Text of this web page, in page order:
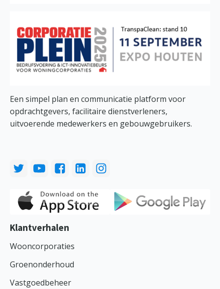
Een simpel plan en communicatie platform voor
opdrachtgevers, facilitaire dienstverleners,
uitvoerende medewerkers en gebouwgebruikers.
Klantverhalen
Wooncorporaties
Groenonderhoud
Vastgoedbeheer